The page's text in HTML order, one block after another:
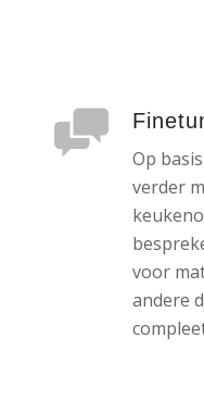
Op
verder
voor
andere